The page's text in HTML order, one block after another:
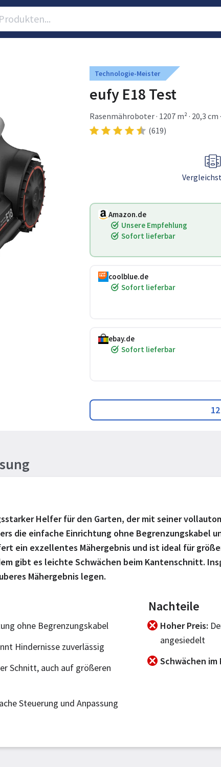
Technologie-Meister
eufy E18 Test
Rasenmähroboter · 1207 m² · 20,3 cm
(619)
Amazon.de
Unsere Empfehlung
Sofort lieferbar
coolblue.de
Sofort lieferbar
ebay.de
Sofort lieferbar
Helfer für den Garten, der mit seiner
die einfache Einrichtung ohne Begrenzungskabel
ein exzellentes Mähergebnis und ist ideal für
gibt es leichte Schwächen beim Kantenschnitt.
Mähergebnis legen.
ohne Begrenzungskabel
Hindernisse zuverlässig
Schnitt, auch auf größeren
Steuerung und Anpassung
Nachteile
Hoher Preis
angesiedelt
Schwächen